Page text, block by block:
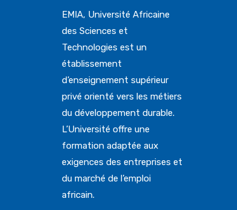
EMIA, Université Africaine
des Sciences et
Technologies est un
établissement
d’enseignement supérieur
privé orienté vers les métiers
du développement durable.
L’Université offre une
formation adaptée aux
exigences des entreprises et
du marché de l’emploi
africain.